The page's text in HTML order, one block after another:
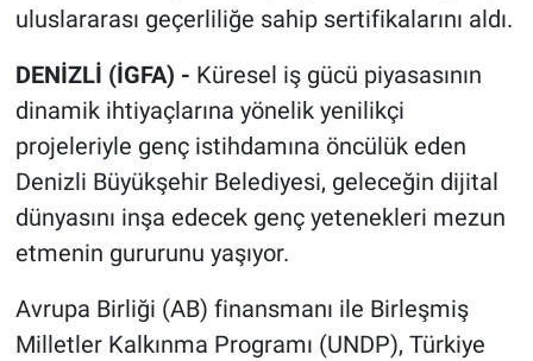
uluslararası geçerliliğe sahip sertifikalarını aldı.
DENİZLİ (İGFA) - Küresel iş gücü piyasasının
dinamik ihtiyaçlarına yönelik yenilikçi
projeleriyle genç istihdamına öncülük eden
Denizli Büyükşehir Belediyesi, geleceğin dijital
dünyasını inşa edecek genç yetenekleri mezun
etmenin gururunu yaşıyor.
Avrupa Birliği (AB) finansmanı ile Birleşmiş
Milletler Kalkınma Programı (UNDP), Türkiye